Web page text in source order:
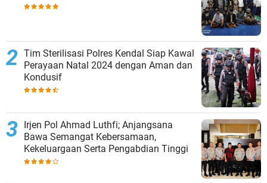
Tim Sterilisasi Polres Kendal Siap Kawal
Perayaan Natal 2024 dengan Aman dan
Kondusif
Irjen Pol Ahmad Luthfi; Anjangsana
Bawa Semangat Kebersamaan,
Kekeluargaan Serta Pengabdian Tinggi